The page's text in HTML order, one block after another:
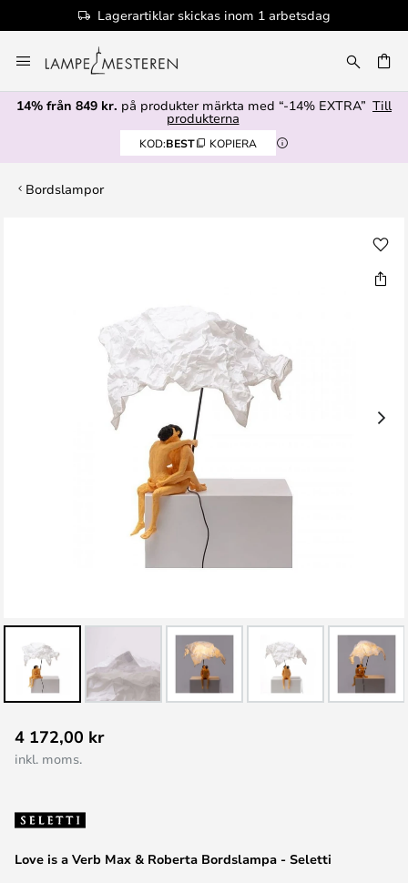
Lagerartiklar skickas inom 1 arbetsdag
till
innehållet
14% från 849 kr. på produkter märkta med “-14% EXTRA” Till
produkterna
KOD:BEST KOPIERA
Bordslampor
till
början
bildgalleriet
Love is a Verb Max & Roberta Bordslampa - Seletti
4 172,00 kr
inkl. moms.